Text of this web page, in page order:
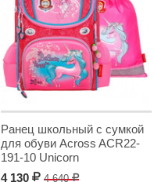
Ранец школьный с сумкой
для обуви Across ACR22-
191-10 Unicorn
4 130 Р 4 640Р